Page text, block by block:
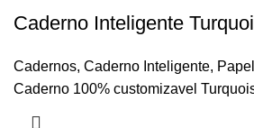
Caderno Inteligente
Cadernos, Caderno Inteligente,
Caderno 100% customizavel